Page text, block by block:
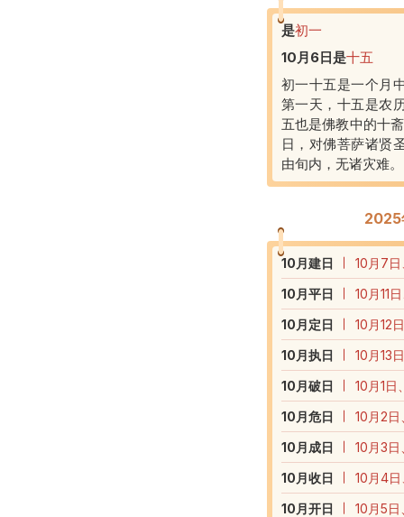
是初一
10月6日是十五
初一十五是一个月
第一天，十五是农
五也是佛教中的十
日，对佛菩萨诸贤
由旬内，无诸灾难
2025
10 月建日
10月7
10 月平日
10月11
10 月定日
10月12
10 月执日
10月13
10 月破日
10月1日
10 月危日
10月2日
10 月成日
10月3日
10 月收日
10月4
10 月开日
10月5日